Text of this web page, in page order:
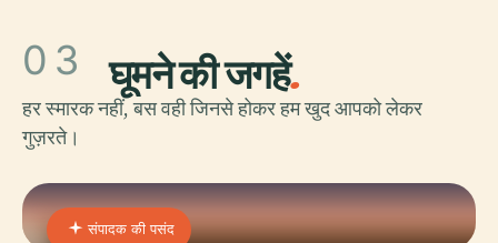
03 घूमने की जगहें.
हर स्मारक नहीं, बस वही जिनसे होकर हम खुद आपको लेकर
गुज़रते।
संपादक की पसंद